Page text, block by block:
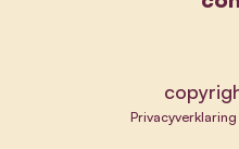
Privacyverklaring